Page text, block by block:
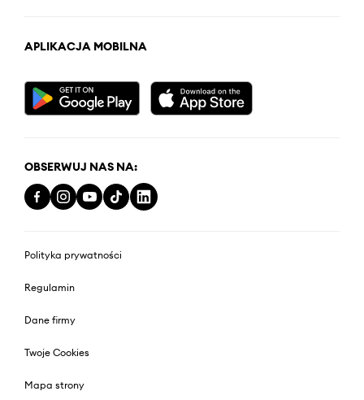
APLIKACJA MOBILNA
OBSERWUJ NAS NA:
Polityka prywatności
Regulamin
Dane firmy
Twoje Cookies
Mapa strony